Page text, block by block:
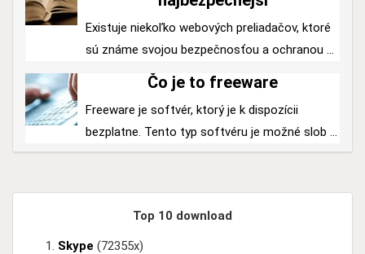
Existuje niekoľko webových preliadačov, ktoré
sú známe svojou bezpečnosťou a ochranou ...
Čo je to freeware
Freeware je softvér, ktorý je k dispozícii
bezplatne. Tento typ softvéru je možné slob ...
Top 10 download
Skype (72355x)